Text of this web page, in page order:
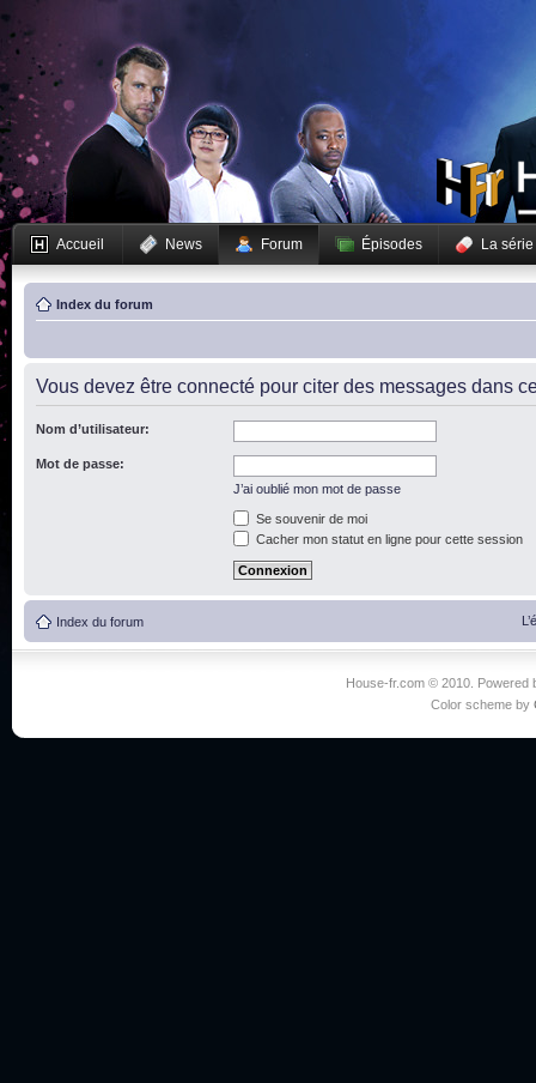
Accueil News Forum Épisodes La série
Index du forum
Vous devez être connecté pour citer des messages dans
Nom d’utilisateur:
Mot de passe:
J’ai oublié mon mot de passe
Se souvenir de moi
Cacher mon statut en ligne pour cette session
Index du forum
House-fr.com © 2010. Powered
Color scheme by